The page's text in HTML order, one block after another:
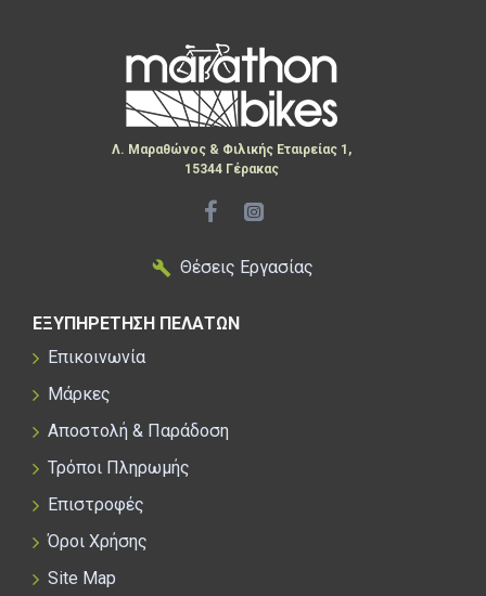
Λ. Μαραθώνος & Φιλικής Εταιρείας 1,
15344 Γέρακας
Θέσεις Εργασίας
ΕΞΥΠΗΡΕΤΗΣΗ ΠΕΛΑΤΩΝ
Επικοινωνία
Μάρκες
Αποστολή & Παράδοση
Τρόποι Πληρωμής
Επιστροφές
Όροι Χρήσης
Site Map